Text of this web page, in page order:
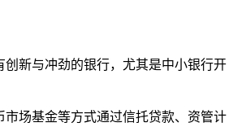
新与冲劲的银行，尤其是中小银行开
场基金等方式通过信托贷款、资管计